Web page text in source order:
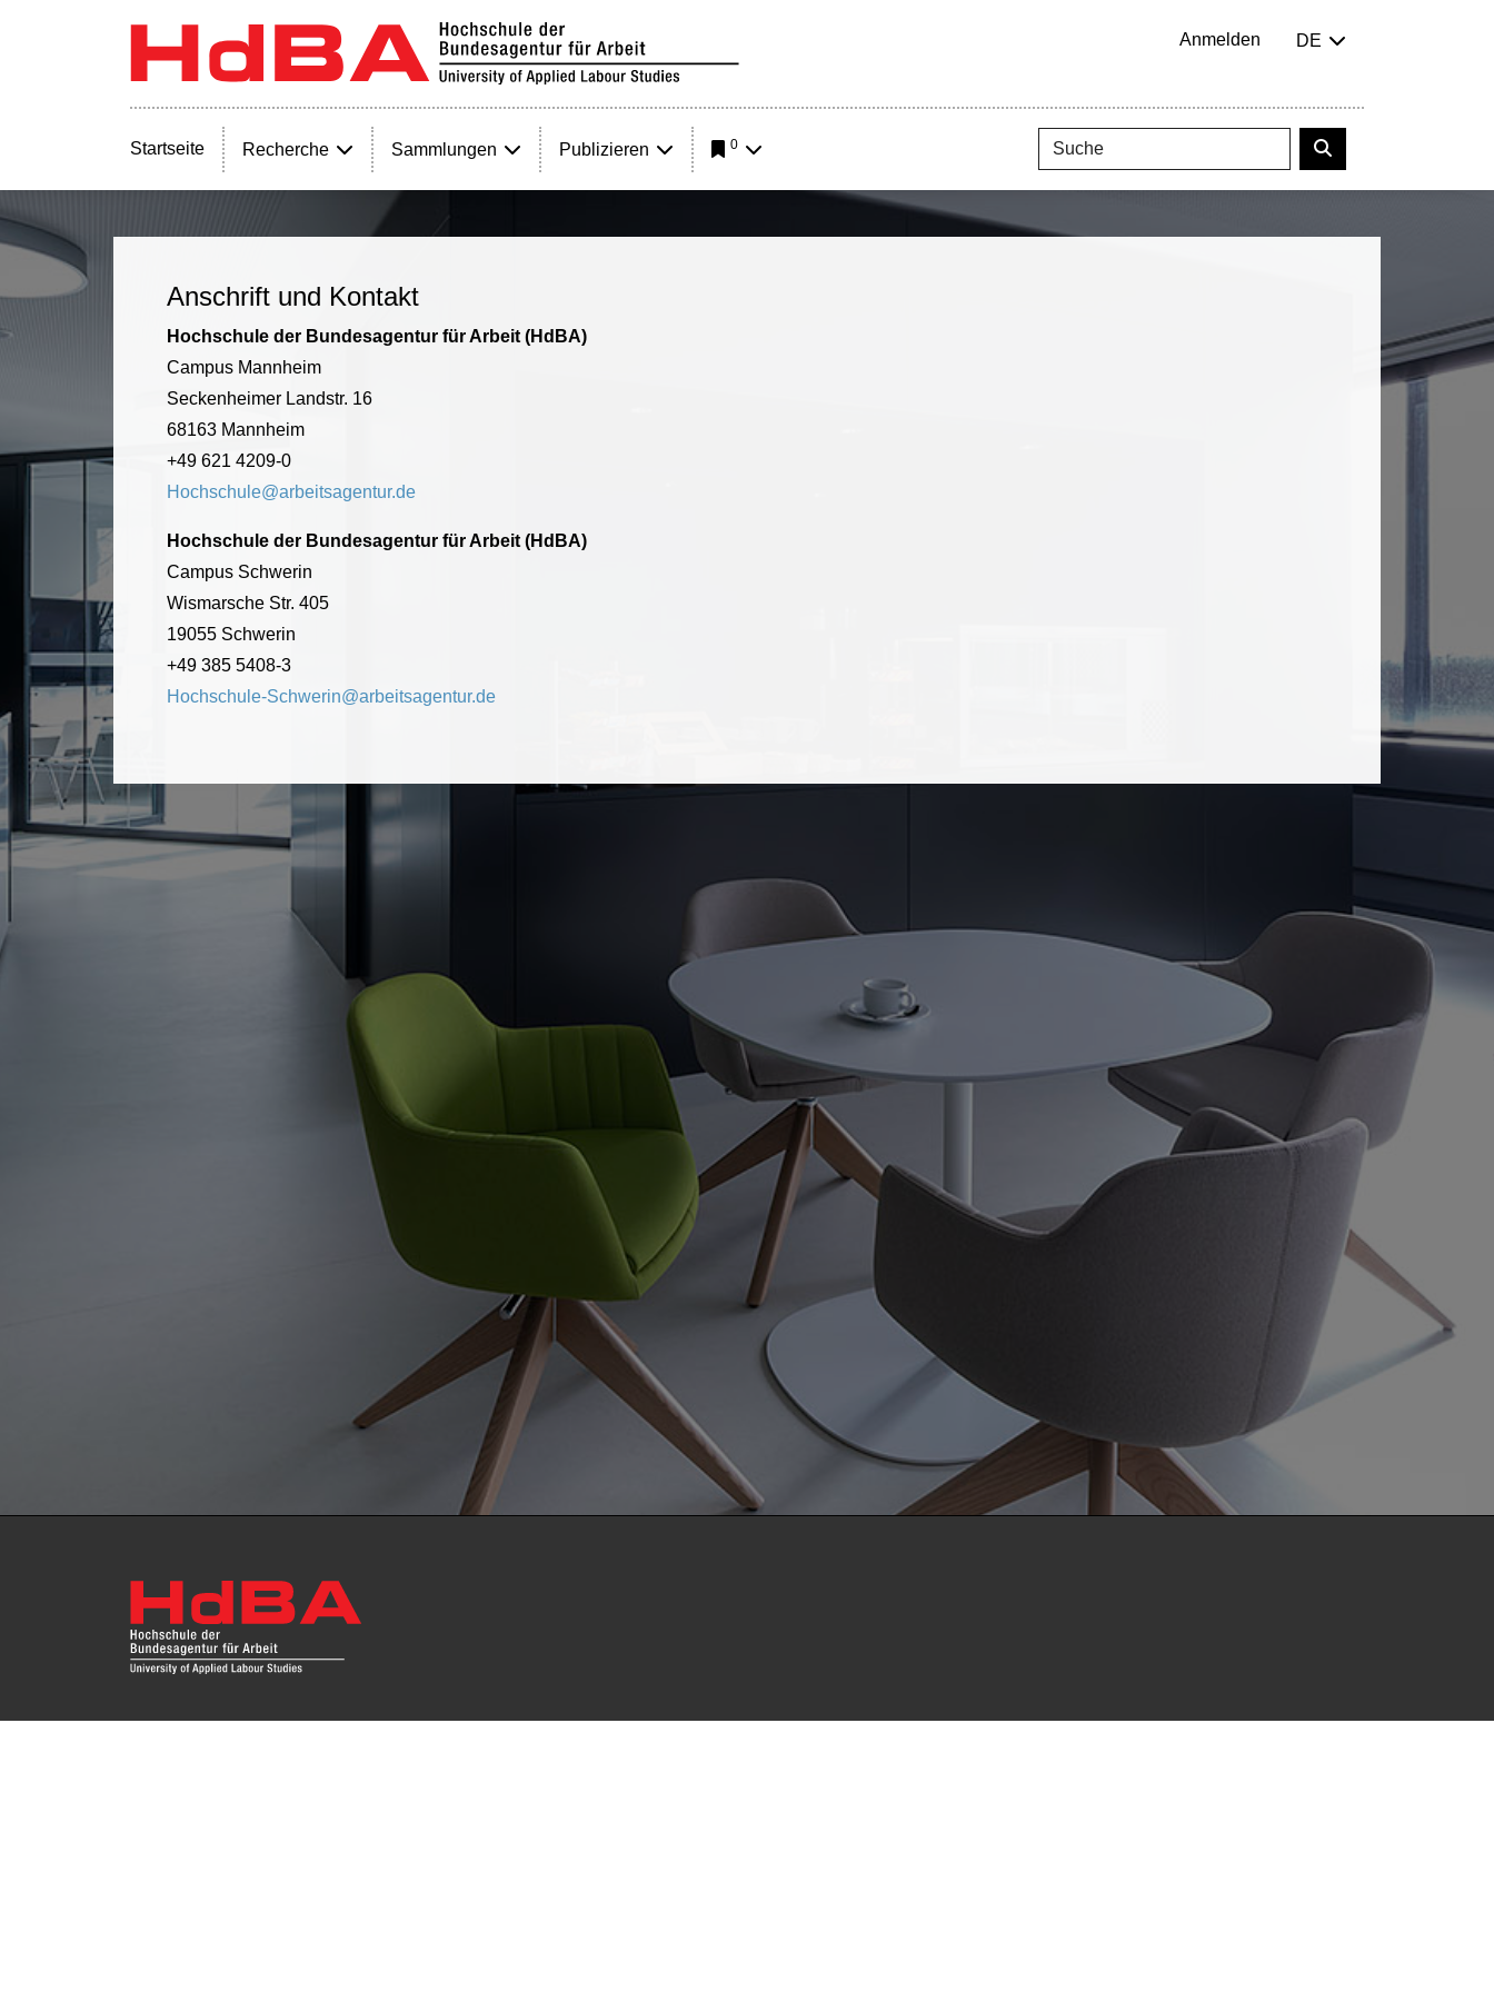
Anmelden DE
Startseite Recherche Sammlungen Publizieren 0
Anschrift und Kontakt
Hochschule der Bundesagentur für Arbeit (HdBA)
Campus Mannheim
Seckenheimer Landstr. 16
68163 Mannheim
+49 621 4209-0
Hochschule@arbeitsagentur.de
Hochschule der Bundesagentur für Arbeit (HdBA)
Campus Schwerin
Wismarsche Str. 405
19055 Schwerin
+49 385 5408-3
Hochschule-Schwerin@arbeitsagentur.de